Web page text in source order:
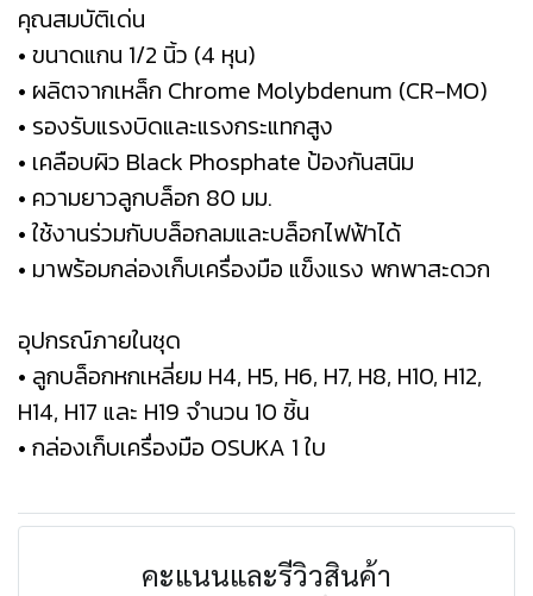
คุณสมบัติเด่น
• ขนาดแกน 1/2 นิ้ว (4 หุน)
• ผลิตจากเหล็ก Chrome Molybdenum (CR-MO)
• รองรับแรงบิดและแรงกระแทกสูง
• เคลือบผิว Black Phosphate ป้องกันสนิม
• ความยาวลูกบล็อก 80 มม.
• ใช้งานร่วมกับบล็อกลมและบล็อกไฟฟ้าได้
• มาพร้อมกล่องเก็บเครื่องมือ แข็งแรง พกพาสะดวก
อุปกรณ์ภายในชุด
• ลูกบล็อกหกเหลี่ยม H4, H5, H6, H7, H8, H10, H12,
H14, H17 และ H19 จำนวน 10 ชิ้น
• กล่องเก็บเครื่องมือ OSUKA 1 ใบ
คะแนนและรีวิวสินค้า